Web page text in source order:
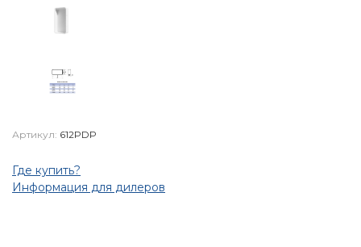
Артикул: 612PDP
Где купить?
Информация для дилеров